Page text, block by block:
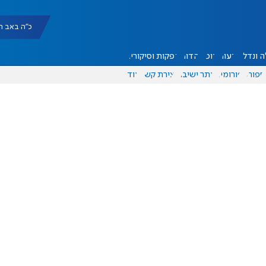
כ"ה באב תשפ"ו
ונדל"ן דעות אוכל יהדות הפקות וסיקורים
ספורט פורומים אתר ישיבה יצירת קשר עוד